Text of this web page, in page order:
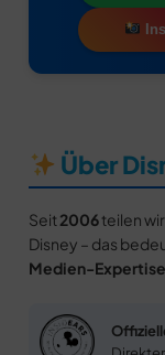
Über
Seit 2006teilen
Disney – das
Medien-Expertise